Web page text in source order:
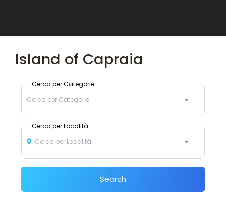
Island of Capraia
Cerca per Categorie
Cerca per Categorie
Cerca per Località
Cerca per Località
Search